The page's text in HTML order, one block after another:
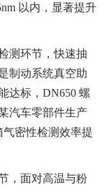
以内，显著提升
测环节，快速抽
制动系统真空助
达标，DN650 螺
汽车零部件生产
密性检测效率提
，面对高温与粉